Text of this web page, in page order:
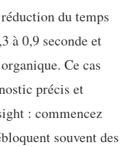
du temps
à 0,9 seconde et
Ce cas
précis et
: commencez
souvent des